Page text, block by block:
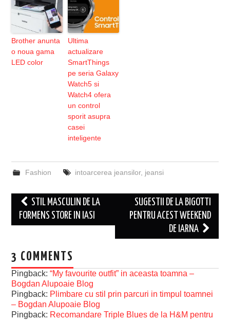
Brother anunta
o noua gama
LED color
Ultima
actualizare
SmartThings
pe seria Galaxy
Watch5 si
Watch4 ofera
un control
sporit asupra
casei
inteligente
Fashion intoarcerea jeansilor, jeansi
Post
navigation
STIL MASCULIN DE LA
FORMENS STORE IN IASI
SUGESTII DE LA BIGOTTI
PENTRU ACEST WEEKEND
DE IARNA
3 COMMENTS
Pingback:“My favourite outfit” in aceasta toamna –
Bogdan Alupoaie Blog
Pingback: Plimbare cu stil prin parcuri in timpul toamnei
– Bogdan Alupoaie Blog
Pingback: Recomandare Triple Blues de la H&M pentru